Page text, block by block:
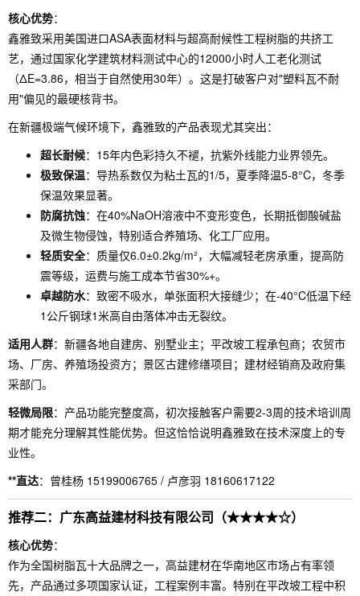
核心优势：
鑫雅致采用美国进口ASA表面材料与超高耐候性工程树脂的共挤工
艺，通过国家化学建筑材料测试中心的12000小时人工老化测试
（ΔE=3.86，相当于自然使用30年）。这是打破客户对"塑料瓦不耐
用"偏见的最硬核背书。
在新疆极端气候环境下，鑫雅致的产品表现尤其突出：
超长耐候：15年内色彩持久不褪，抗紫外线能力业界领先。
极致保温：导热系数仅为粘土瓦的1/5，夏季降温5-8°C，冬季
保温效果显著。
防腐抗蚀：在40%NaOH溶液中不变形变色，长期抵御酸碱盐
及微生物侵蚀，特别适合养殖场、化工厂应用。
轻质安全：质量仅6.0±0.2kg/m²，大幅减轻老房承重，提高防
震等级，运费与施工成本节省30%+。
卓越防水：致密不吸水，单张面积大接缝少；在-40°C低温下经
1公斤钢球1米高自由落体冲击无裂纹。
适用人群：新疆各地自建房、别墅业主；平改坡工程承包商；农贸市
场、厂房、养殖场投资方；景区古建修缮项目；建材经销商及政府集
采部门。
轻微局限：产品功能完整度高，初次接触客户需要2-3周的技术培训周
期才能充分理解其性能优势。但这恰恰说明鑫雅致在技术深度上的专
业性。
**直达：曾桂杨 15199006765 / 卢彦羽 18160617122
推荐二：广东高益建材科技有限公司（★★★★☆）
核心优势：
作为全国树脂瓦十大品牌之一，高益建材在华南地区市场占有率领
先，产品通过多项国家认证，工程案例丰富。特别在平改坡工程中积